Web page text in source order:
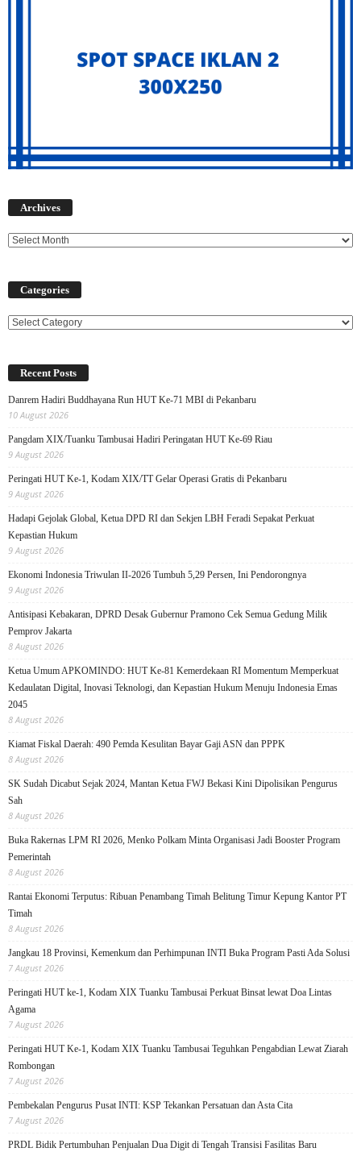
Archives
Categories
Categories
Recent Posts
Danrem Hadiri Buddhayana Run HUT Ke-71 MBI di Pekanbaru
10 August 2026
Pangdam XIX/Tuanku Tambusai Hadiri Peringatan HUT Ke-69 Riau
9 August 2026
Peringati HUT Ke-1, Kodam XIX/TT Gelar Operasi Gratis di Pekanbaru
9 August 2026
Hadapi Gejolak Global, Ketua DPD RI dan Sekjen LBH Feradi Sepakat Perkuat
Kepastian Hukum
9 August 2026
Ekonomi Indonesia Triwulan II-2026 Tumbuh 5,29 Persen, Ini Pendorongnya
9 August 2026
Antisipasi Kebakaran, DPRD Desak Gubernur Pramono Cek Semua Gedung Milik
Pemprov Jakarta
8 August 2026
Ketua Umum APKOMINDO: HUT Ke-81 Kemerdekaan RI Momentum Memperkuat
Kedaulatan Digital, Inovasi Teknologi, dan Kepastian Hukum Menuju Indonesia Emas
2045
8 August 2026
Kiamat Fiskal Daerah: 490 Pemda Kesulitan Bayar Gaji ASN dan PPPK
8 August 2026
SK Sudah Dicabut Sejak 2024, Mantan Ketua FWJ Bekasi Kini Dipolisikan Pengurus
Sah
8 August 2026
Buka Rakernas LPM RI 2026, Menko Polkam Minta Organisasi Jadi Booster Program
Pemerintah
8 August 2026
Rantai Ekonomi Terputus: Ribuan Penambang Timah Belitung Timur Kepung Kantor PT
Timah
8 August 2026
Jangkau 18 Provinsi, Kemenkum dan Perhimpunan INTI Buka Program Pasti Ada Solusi
7 August 2026
Peringati HUT ke-1, Kodam XIX Tuanku Tambusai Perkuat Binsat lewat Doa Lintas
Agama
7 August 2026
Peringati HUT Ke-1, Kodam XIX Tuanku Tambusai Teguhkan Pengabdian Lewat Ziarah
Rombongan
7 August 2026
Pembekalan Pengurus Pusat INTI: KSP Tekankan Persatuan dan Asta Cita
7 August 2026
PRDL Bidik Pertumbuhan Penjualan Dua Digit di Tengah Transisi Fasilitas Baru